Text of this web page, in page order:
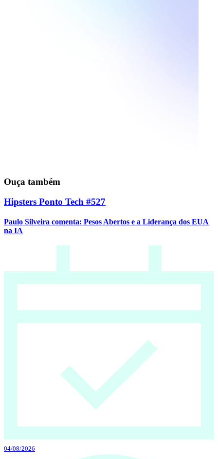
Ouça também
Hipsters Ponto Tech #527
Paulo Silveira comenta: Pesos Abertos e a Liderança dos EUA
na IA
04/08/2026